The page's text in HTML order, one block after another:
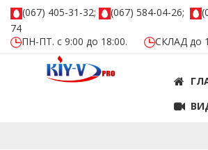
(067) 405-31-32; (067) 584-04-26;
74
ПН-ПТ. с 9:00 до 18:00.
СКЛАД до